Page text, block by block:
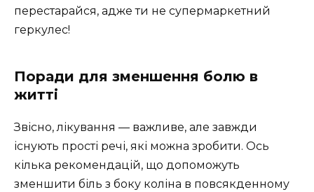
перестарайся, адже ти не супермаркетний
геркулес!
Поради для зменшення болю в
житті
Звісно, лікування — важливе, але завжди
існують прості речі, які можна зробити. Ось
кілька рекомендацій, що допоможуть
зменшити біль з боку коліна в повсякденному